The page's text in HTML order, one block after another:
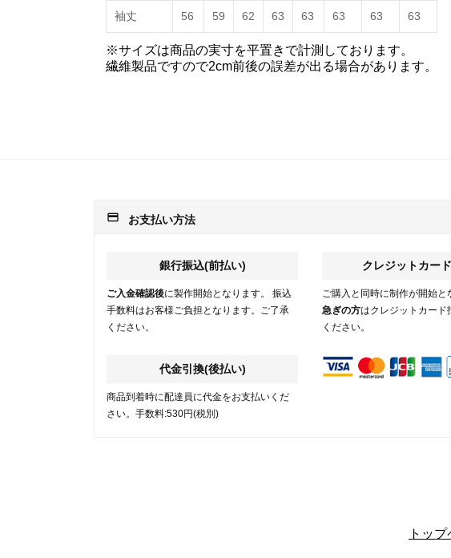
袖丈 56 59 62 63 63 63 63 63
※サイズは商品の実寸を平置きで計測しております。
繊維製品ですので2cm前後の誤差が出る場合があります。
payment お支払い方法
銀行振込(前払い)
ご入金確認後に製作開始となります。 振込
手数料はお客様ご負担となります。ご了承
ください。
代金引換(後払い)
商品到着時に配達員に代金をお支払いくだ
さい。手数料:530円(税別)
クレジットカー
ご購入と同時に制作が開始と
急ぎの方はクレジットカード
ください。
トッ